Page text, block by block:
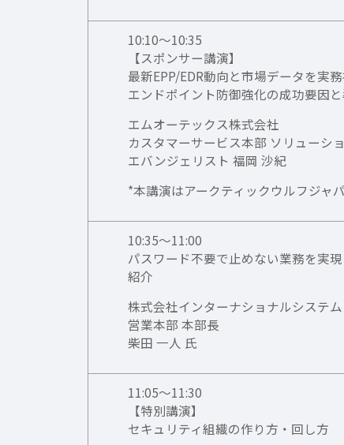
10:10～10:35
【スポンサー講演】
最新EPP/EDR動向と市場データを実務
エンドポイント防御強化の成功要因
エムオーテックス株式会社
カスタマーサービス本部 ソリューシ
エバンジェリスト 福岡 沙紀
*本講演はアークティックウルフジャ
10:35～11:00
パスワード不要で止めない業務を実
紹介
株式会社インターナショナルシステ
営業本部 本部長
柴田 一人 氏
11:05～11:30
【特別講演】
セキュリティ組織の作り方・回し方